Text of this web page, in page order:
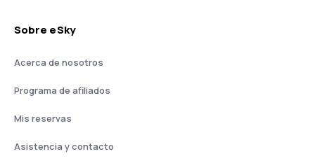
Sobre eSky
Acerca de nosotros
Programa de afiliados
Mis reservas
Asistencia y contacto